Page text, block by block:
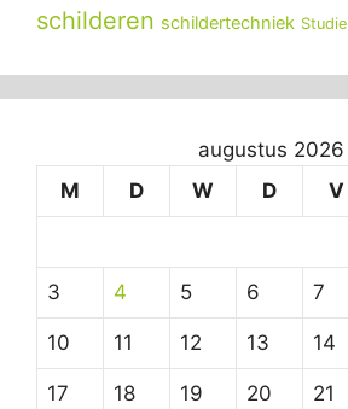
schilderen schildertechniek Studie
augustus 2026
M
D W D V
3 4 5 6 7
10 11 12 13 14
17 18 19 20 21